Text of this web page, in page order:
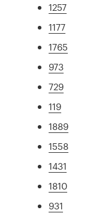
1257
1177
1765
973
729
119
1889
1558
1431
1810
931